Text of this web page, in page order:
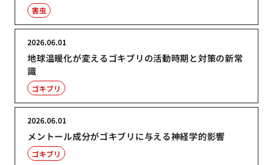
害虫
地球温暖化が変えるゴキブリの活動時期と対策の新常
識
2026.06.01
ゴキブリ
メントール成分がゴキブリに与える神経学的影響
2026.06.01
ゴキブリ